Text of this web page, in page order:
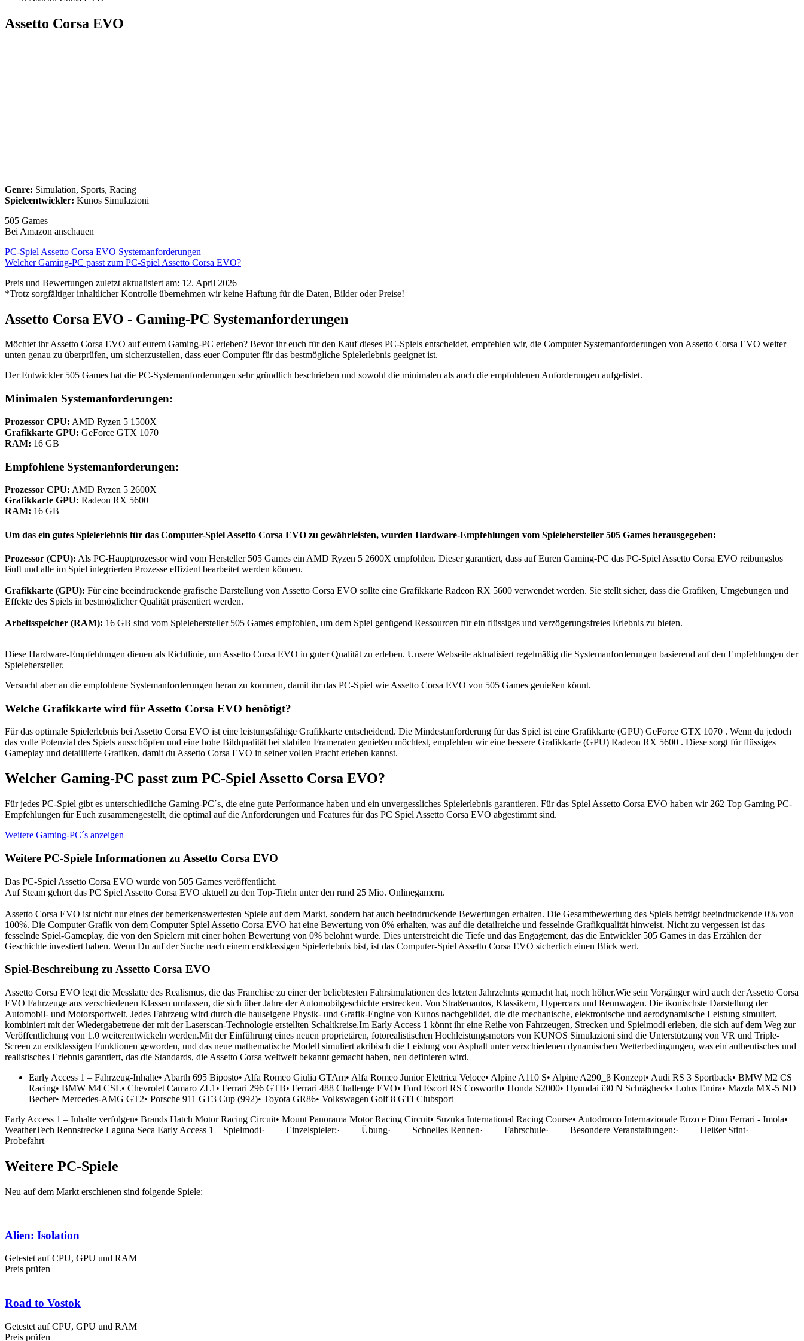
Assetto Corsa EVO
Genre: Simulation, Sports, Racing
Spieleentwickler: Kunos Simulazioni
505 Games
Bei Amazon anschauen
PC-Spiel Assetto Corsa EVO Systemanforderungen
Welcher Gaming-PC passt zum PC-Spiel Assetto Corsa EVO?
Preis und Bewertungen zuletzt aktualisiert am: 12. April 2026
*Trotz sorgfältiger inhaltlicher Kontrolle übernehmen wir keine Haftung für die Daten, Bilder oder Preise!
Assetto Corsa EVO - Gaming-PC Systemanforderungen
Möchtet ihr Assetto Corsa EVO auf eurem Gaming-PC erleben? Bevor ihr euch für den Kauf dieses PC-Spiels entscheidet, empfehlen wir, die Computer Systemanforderungen von Assetto Corsa EVO weiter
unten genau zu überprüfen, um sicherzustellen, dass euer Computer für das bestmögliche Spielerlebnis geeignet ist.
Der Entwickler 505 Games hat die PC-Systemanforderungen sehr gründlich beschrieben und sowohl die minimalen als auch die empfohlenen Anforderungen aufgelistet.
Minimalen Systemanforderungen:
Prozessor CPU: AMD Ryzen 5 1500X
Grafikkarte GPU: GeForce GTX 1070
RAM: 16 GB
Empfohlene Systemanforderungen:
Prozessor CPU: AMD Ryzen 5 2600X
Grafikkarte GPU: Radeon RX 5600
RAM: 16 GB
Um das ein gutes Spielerlebnis für das Computer-Spiel Assetto Corsa EVO zu gewährleisten, wurden Hardware-Empfehlungen vom Spielehersteller 505 Games herausgegeben:
Prozessor (CPU): Als PC-Hauptprozessor wird vom Hersteller 505 Games ein AMD Ryzen 5 2600X empfohlen. Dieser garantiert, dass auf Euren Gaming-PC das PC-Spiel Assetto Corsa EVO reibungslos
läuft und alle im Spiel integrierten Prozesse effizient bearbeitet werden können.
Grafikkarte (GPU): Für eine beeindruckende grafische Darstellung von Assetto Corsa EVO sollte eine Grafikkarte Radeon RX 5600 verwendet werden. Sie stellt sicher, dass die Grafiken, Umgebungen und
Effekte des Spiels in bestmöglicher Qualität präsentiert werden.
Arbeitsspeicher (RAM): 16 GB sind vom Spielehersteller 505 Games empfohlen, um dem Spiel genügend Ressourcen für ein flüssiges und verzögerungsfreies Erlebnis zu bieten.
Diese Hardware-Empfehlungen dienen als Richtlinie, um Assetto Corsa EVO in guter Qualität zu erleben. Unsere Webseite aktualisiert regelmäßig die Systemanforderungen basierend auf den Empfehlungen der
Spielehersteller.
Versucht aber an die empfohlene Systemanforderungen heran zu kommen, damit ihr das PC-Spiel wie Assetto Corsa EVO von 505 Games genießen könnt.
Welche Grafikkarte wird für Assetto Corsa EVO benötigt?
Für das optimale Spielerlebnis bei Assetto Corsa EVO ist eine leistungsfähige Grafikkarte entscheidend. Die Mindestanforderung für das Spiel ist eine Grafikkarte (GPU) GeForce GTX 1070 . Wenn du jedoch
das volle Potenzial des Spiels ausschöpfen und eine hohe Bildqualität bei stabilen Frameraten genießen möchtest, empfehlen wir eine bessere Grafikkarte (GPU) Radeon RX 5600 . Diese sorgt für flüssiges
Gameplay und detaillierte Grafiken, damit du Assetto Corsa EVO in seiner vollen Pracht erleben kannst.
Welcher Gaming-PC passt zum PC-Spiel Assetto Corsa EVO?
Für jedes PC-Spiel gibt es unterschiedliche Gaming-PC´s, die eine gute Performance haben und ein unvergessliches Spielerlebnis garantieren. Für das Spiel Assetto Corsa EVO haben wir 262 Top Gaming PC-
Empfehlungen für Euch zusammengestellt, die optimal auf die Anforderungen und Features für das PC Spiel Assetto Corsa EVO abgestimmt sind.
Weitere Gaming-PC´s anzeigen
Weitere PC-Spiele Informationen zu Assetto Corsa EVO
Das PC-Spiel Assetto Corsa EVO wurde von 505 Games veröffentlicht.
Auf Steam gehört das PC Spiel Assetto Corsa EVO aktuell zu den Top-Titeln unter den rund 25 Mio. Onlinegamern.
Assetto Corsa EVO ist nicht nur eines der bemerkenswertesten Spiele auf dem Markt, sondern hat auch beeindruckende Bewertungen erhalten. Die Gesamtbewertung des Spiels beträgt beeindruckende 0% von
100%. Die Computer Grafik von dem Computer Spiel Assetto Corsa EVO hat eine Bewertung von 0% erhalten, was auf die detailreiche und fesselnde Grafikqualität hinweist. Nicht zu vergessen ist das
fesselnde Spiel-Gameplay, die von den Spielern mit einer hohen Bewertung von 0% belohnt wurde. Dies unterstreicht die Tiefe und das Engagement, das die Entwickler 505 Games in das Erzählen der
Geschichte investiert haben. Wenn Du auf der Suche nach einem erstklassigen Spielerlebnis bist, ist das Computer-Spiel Assetto Corsa EVO sicherlich einen Blick wert.
Spiel-Beschreibung zu Assetto Corsa EVO
Assetto Corsa EVO legt die Messlatte des Realismus, die das Franchise zu einer der beliebtesten Fahrsimulationen des letzten Jahrzehnts gemacht hat, noch höher.Wie sein Vorgänger wird auch der Assetto Corsa
EVO Fahrzeuge aus verschiedenen Klassen umfassen, die sich über Jahre der Automobilgeschichte erstrecken. Von Straßenautos, Klassikern, Hypercars und Rennwagen. Die ikonischste Darstellung der
Automobil- und Motorsportwelt. Jedes Fahrzeug wird durch die hauseigene Physik- und Grafik-Engine von Kunos nachgebildet, die die mechanische, elektronische und aerodynamische Leistung simuliert,
kombiniert mit der Wiedergabetreue der mit der Laserscan-Technologie erstellten Schaltkreise.Im Early Access 1 könnt ihr eine Reihe von Fahrzeugen, Strecken und Spielmodi erleben, die sich auf dem Weg zur
Veröffentlichung von 1.0 weiterentwickeln werden.Mit der Einführung eines neuen proprietären, fotorealistischen Hochleistungsmotors von KUNOS Simulazioni sind die Unterstützung von VR und Triple-
Screen zu erstklassigen Funktionen geworden, und das neue mathematische Modell simuliert akribisch die Leistung von Asphalt unter verschiedenen dynamischen Wetterbedingungen, was ein authentisches und
realistisches Erlebnis garantiert, das die Standards, die Assetto Corsa weltweit bekannt gemacht haben, neu definieren wird.
Early Access 1 – Fahrzeug-Inhalte• Abarth 695 Biposto• Alfa Romeo Giulia GTAm• Alfa Romeo Junior Elettrica Veloce• Alpine A110 S• Alpine A290_β Konzept• Audi RS 3 Sportback• BMW M2 CS
Racing• BMW M4 CSL• Chevrolet Camaro ZL1• Ferrari 296 GTB• Ferrari 488 Challenge EVO• Ford Escort RS Cosworth• Honda S2000• Hyundai i30 N Schrägheck• Lotus Emira• Mazda MX-5 ND
Becher• Mercedes-AMG GT2• Porsche 911 GT3 Cup (992)• Toyota GR86• Volkswagen Golf 8 GTI Clubsport
Early Access 1 – Inhalte verfolgen• Brands Hatch Motor Racing Circuit• Mount Panorama Motor Racing Circuit• Suzuka International Racing Course• Autodromo Internazionale Enzo e Dino Ferrari - Imola•
WeatherTech Rennstrecke Laguna Seca Early Access 1 – Spielmodi· Einzelspieler:· Übung· Schnelles Rennen· Fahrschule· Besondere Veranstaltungen:· Heißer Stint·
Probefahrt
Weitere PC-Spiele
Neu auf dem Markt erschienen sind folgende Spiele:
Alien: Isolation
Getestet auf CPU, GPU und RAM
Preis prüfen
Road to Vostok
Getestet auf CPU, GPU und RAM
Preis prüfen